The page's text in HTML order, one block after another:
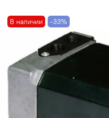
В наличии -33%